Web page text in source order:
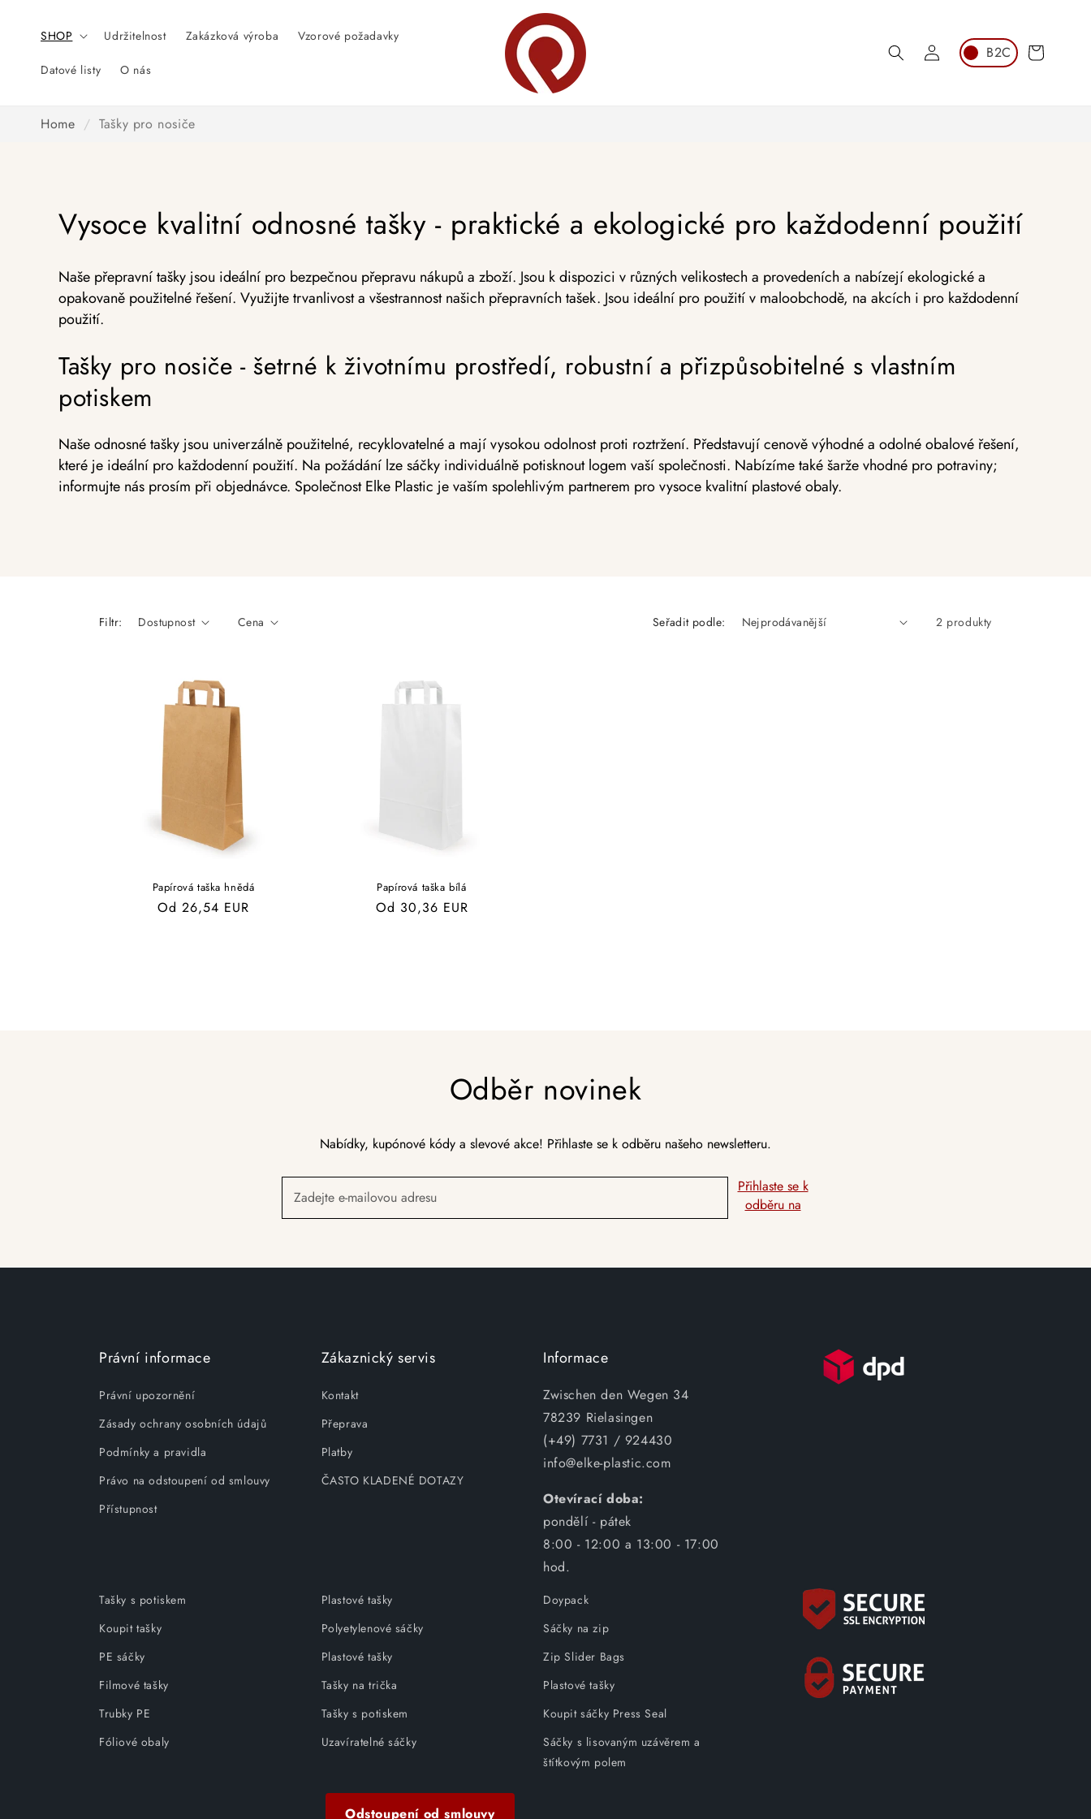
SHOP Udržitelnost Zakázková výroba Vzorové požadavky
Datové listy O nás
Přihlášení Košík
Home / Tašky pro nosiče
Vysoce kvalitní odnosné tašky - praktické a ekologické pro každodenní použití
Naše přepravní tašky jsou ideální pro bezpečnou přepravu nákupů a zboží. Jsou k dispozici v různých velikostech a provedeních a nabízejí ekologické a
opakovaně použitelné řešení. Využijte trvanlivost a všestrannost našich přepravních tašek. Jsou ideální pro použití v maloobchodě, na akcích i pro každodenní
použití.
Tašky pro nosiče - šetrné k životnímu prostředí, robustní a přizpůsobitelné s vlastním
potiskem
Naše odnosné tašky jsou univerzálně použitelné, recyklovatelné a mají vysokou odolnost proti roztržení. Představují cenově výhodné a odolné obalové řešení,
které je ideální pro každodenní použití. Na požádání lze sáčky individuálně potisknout logem vaší společnosti. Nabízíme také šarže vhodné pro potraviny;
informujte nás prosím při objednávce. Společnost Elke Plastic je vaším spolehlivým partnerem pro vysoce kvalitní plastové obaly.
Filtr: Dostupnost Cena Seřadit podle: 2 produkty
Papírová taška hnědá
Běžná
Od 26,54 EUR
Papírová taška bílá
Běžná
Od 30,36 EUR
Odběr novinek
Nabídky, kupónové kódy a slevové akce! Přihlaste se k odběru našeho newsletteru.
Zadejte e-mailovou adresu
Přihlaste se k
odběru na
Právní informace
Právní upozornění
Zásady ochrany osobních údajů
Podmínky a pravidla
Právo na odstoupení od smlouvy
Přístupnost
Zákaznický servis
Kontakt
Přeprava
Platby
ČASTO KLADENÉ DOTAZY
Informace
Zwischen den Wegen 34
78239 Rielasingen
(+49) 7731 / 924430
info@elke-plastic.com
Otevírací doba:
pondělí - pátek
8:00 - 12:00 a 13:00 - 17:00
hod.
Tašky s potiskem
Koupit tašky
PE sáčky
Filmové tašky
Trubky PE
Fóliové obaly
Plastové tašky
Polyetylenové sáčky
Plastové tašky
Tašky na trička
Tašky s potiskem
Uzavíratelné sáčky
Doypack
Sáčky na zip
Zip Slider Bags
Plastové tašky
Koupit sáčky Press Seal
Sáčky s lisovaným uzávěrem a
štítkovým polem
Odstoupení od smlouvy